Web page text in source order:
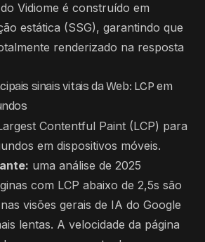
Vidiome é construído em
estática (SSG), garantindo que
renderizado na resposta
sinais vitais da Web: LCP em
Contentful Paint (LCP) para
em dispositivos móveis.
uma análise de 2025
com LCP abaixo de 2,5s são
visões gerais de IA do Google
lentas. A velocidade da página